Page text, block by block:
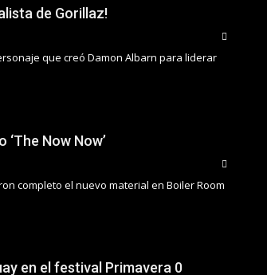
de Gorillaz!
que creó Damon Albarn para liderar
Now Now’
completo el nuevo material en Boiler Room
en el festival Primavera 0